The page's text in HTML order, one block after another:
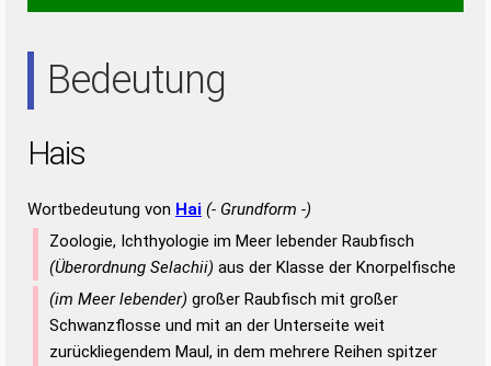
Bedeutung
Hais
Wortbedeutung von Hai (- Grundform -)
Zoologie, Ichthyologie im Meer lebender Raubfisch
(Überordnung Selachii) aus der Klasse der Knorpelfische
(im Meer lebender) großer Raubfisch mit großer
Schwanzflosse und mit an der Unterseite weit
zurückliegendem Maul, in dem mehrere Reihen spitzer